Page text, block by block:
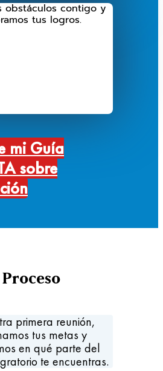
obstáculos contigo y
tus logros.
mi Guía
sobre
primera reunión,
tus metas y
en qué parte del
te encuentras.